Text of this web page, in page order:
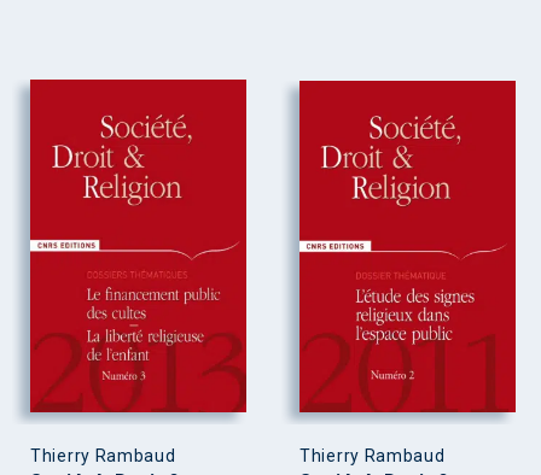
Thierry Rambaud Thierry Rambaud